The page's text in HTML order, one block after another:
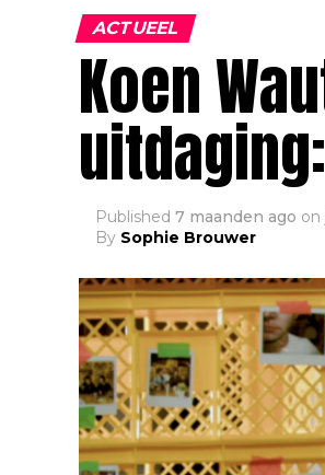
ACTUEEL
Koen
Published 7 maanden ago on
By Sophie Brouwer